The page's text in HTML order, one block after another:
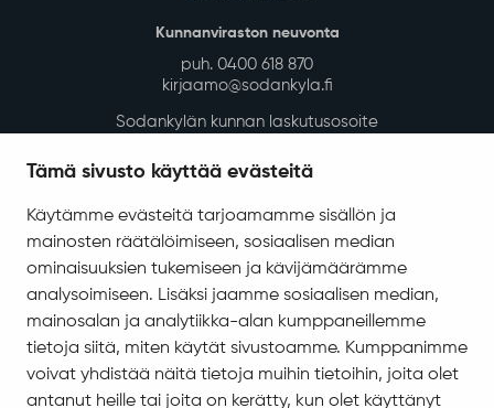
Tämä sivusto käyttää evästeitä
Käytämme evästeitä tarjoamamme sisällön ja
mainosten räätälöimiseen, sosiaalisen median
ominaisuuksien tukemiseen ja kävijämäärämme
analysoimiseen. Lisäksi jaamme sosiaalisen median,
mainosalan ja analytiikka-alan kumppaneillemme
tietoja siitä, miten käytät sivustoamme. Kumppanimme
voivat yhdistää näitä tietoja muihin tietoihin, joita olet
antanut heille tai joita on kerätty, kun olet käyttänyt
Kunnanviraston neuvonta
puh. 0400 618 870
kirjaamo@sodankyla.fi
Sodankylän kunnan laskutusosoite
Asiakirjajulkisuuskuvaus
Evästeiden hallinta
Yhteystiedot
Jäämerentie 1, 99601 Sodankylä
Kaikki yhteystiedot